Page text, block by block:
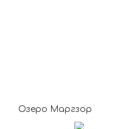
Озеро Маргзор